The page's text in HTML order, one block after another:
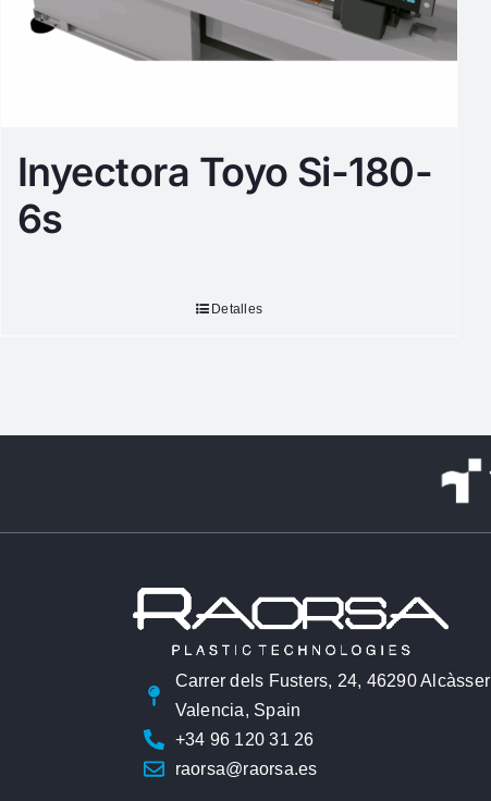
Inyectora Toyo Si-180-
6s
Detalles
Carrer dels Fusters, 24, 46290 Alcàsser
Valencia, Spain
+34 96 120 31 26
raorsa@raorsa.es